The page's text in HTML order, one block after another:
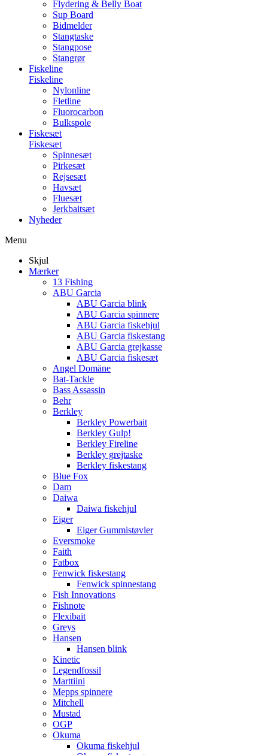
Flydering & Belly Boat
Sup Board
Bidmelder
Stangtaske
Stangpose
Stangrør
Fiskeline
Fiskeline
Nylonline
Fletline
Fluorocarbon
Bulkspole
Fiskesæt
Fiskesæt
Spinnesæt
Pirkesæt
Rejsesæt
Havsæt
Fluesæt
Jerkbaitsæt
Nyheder
Menu
Skjul
Mærker
13 Fishing
ABU Garcia
ABU Garcia blink
ABU Garcia spinnere
ABU Garcia fiskehjul
ABU Garcia fiskestang
ABU Garcia grejkasse
ABU Garcia fiskesæt
Angel Domäne
Bat-Tackle
Bass Assassin
Behr
Berkley
Berkley Powerbait
Berkley Gulp!
Berkley Fireline
Berkley grejtaske
Berkley fiskestang
Blue Fox
Dam
Daiwa
Daiwa fiskehjul
Eiger
Eiger Gummistøvler
Eversmoke
Faith
Fatbox
Fenwick fiskestang
Fenwick spinnestang
Fish Innovations
Fishnote
Flexibait
Greys
Hansen
Hansen blink
Kinetic
Legendfossil
Marttiini
Mepps spinnere
Mitchell
Mustad
OGP
Okuma
Okuma fiskehjul